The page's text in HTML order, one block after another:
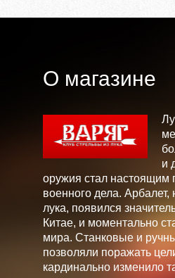
О магазине
и
оружия стал настоящим
военного дела.
лука, появился
Китае, и моментально
мира. Станковые и
позволяли поражать
кардинально изменило